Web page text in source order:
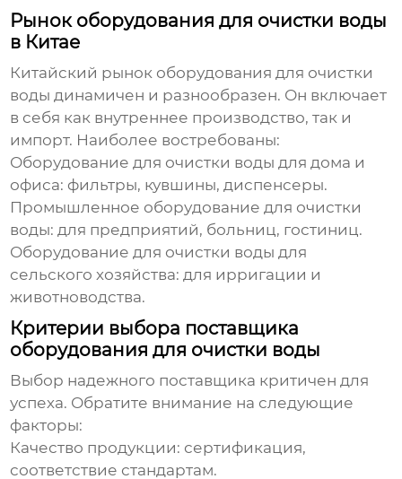
Рынок оборудования для очистки воды
в Китае
Китайский рынок оборудования для очистки
воды динамичен и разнообразен. Он включает
в себя как внутреннее производство, так и
импорт. Наиболее востребованы:
Оборудование для очистки воды для дома и
офиса: фильтры, кувшины, диспенсеры.
Промышленное оборудование для очистки
воды: для предприятий, больниц, гостиниц.
Оборудование для очистки воды для
сельского хозяйства: для ирригации и
животноводства.
Критерии выбора поставщика
оборудования для очистки воды
Выбор надежного поставщика критичен для
успеха. Обратите внимание на следующие
факторы:
Качество продукции: сертификация,
соответствие стандартам.